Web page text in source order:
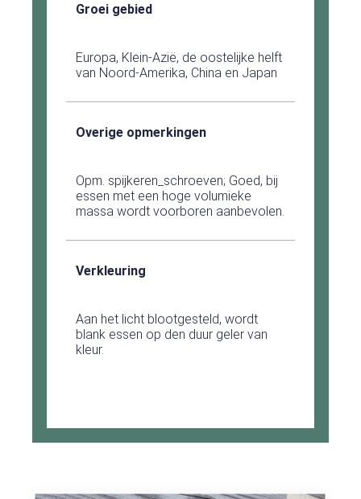
Groei gebied
Europa, Klein-Azië, de oostelijke helft
van Noord-Amerika, China en Japan
Overige opmerkingen
Opm. spijkeren_schroeven; Goed, bij
essen met een hoge volumieke
massa wordt voorboren aanbevolen.
Verkleuring
Aan het licht blootgesteld, wordt
blank essen op den duur geler van
kleur.